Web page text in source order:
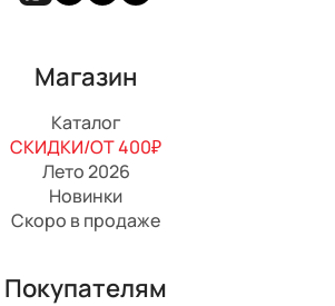
Магазин
Каталог
СКИДКИ/ОТ 400₽
Лето 2026
Новинки
Скоро в продаже
Покупателям